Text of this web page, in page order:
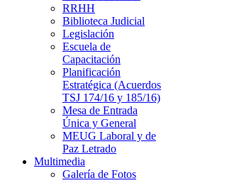
RRHH
Biblioteca Judicial
Legislación
Escuela de
Capacitación
Planificación
Estratégica (Acuerdos
TSJ 174/16 y 185/16)
Mesa de Entrada
Única y General
MEUG Laboral y de
Paz Letrado
Multimedia
Galería de Fotos